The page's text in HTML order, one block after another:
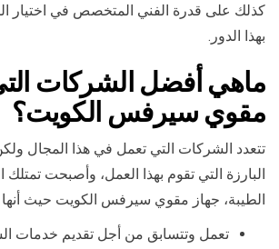
كذلك على قدرة الفني المتخصص في اختيار
بهذا الدور.
ماهي أفضل الشركات
مقوي سيرفس الكويت؟
تتعدد الشركات التي تعمل في هذا المجال
البارزة التي تقوم بهذا العمل، وأصبحت تمتلك
الطيبة، جهاز مقوي سيرفس الكويت حيث أنها
تعمل وتتسابق من أجل تقديم خدمات